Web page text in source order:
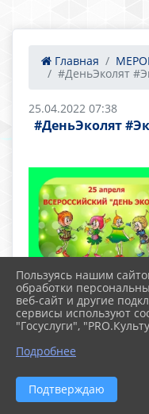
Главная
#ДеньЭколят
25.04.2022 07:38
#ДеньЭколят
Пользуясь нашим
обработки
веб-сайт и другие
сервисы используют
"Госуслуги",
Подробнее
Подтверждаю